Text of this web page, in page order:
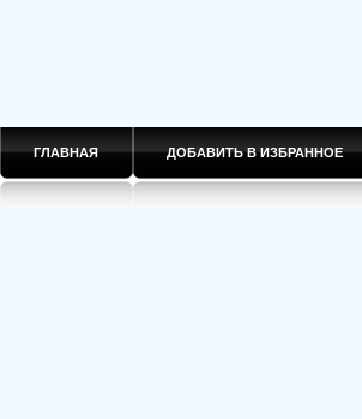
ГЛАВНАЯ ДОБАВИТЬ В ИЗБРАННОЕ